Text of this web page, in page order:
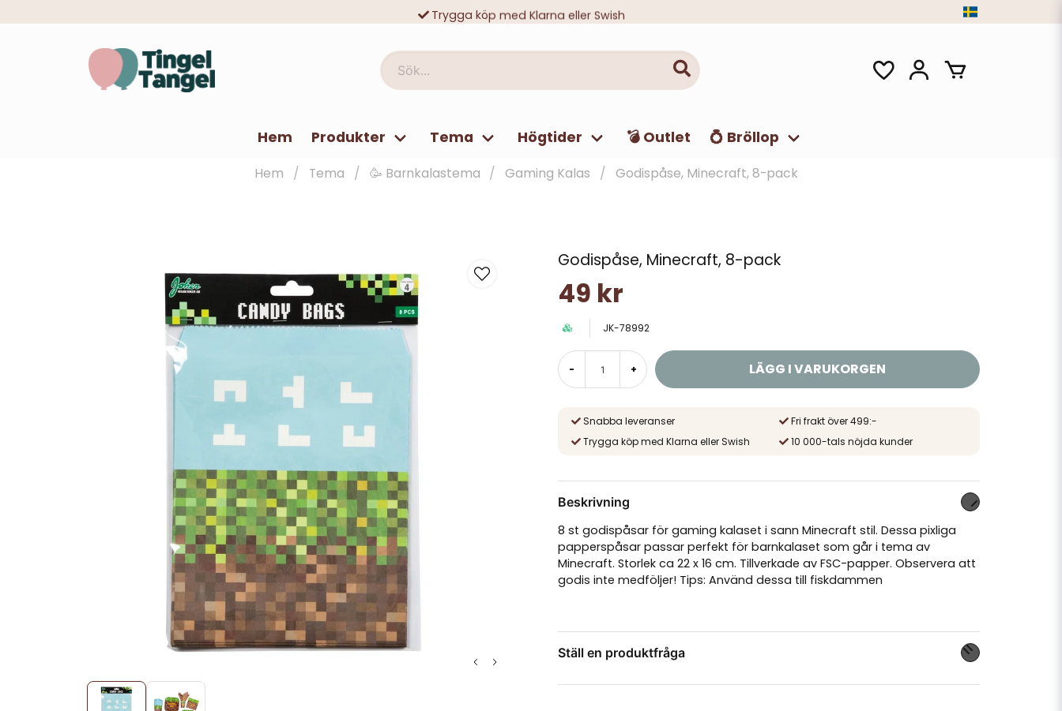
Trygga köp med Klarna eller Swish
Sök...
Hem Produkter Tema Högtider 💣 Outlet 💍 Bröllop
Hem Tema 🥳 Barnkalastema Gaming Kalas Godispåse, Minecraft, 8-pack
Godispåse, Minecraft, 8-pack
49 kr
JK-78992
- + LÄGG I VARUKORGEN
Snabba leveranser
Fri frakt över 499:-
Trygga köp med Klarna eller Swish
10 000-tals nöjda kunder
Beskrivning
8 st godispåsar för gaming kalaset i sann Minecraft stil. Dessa pixliga
papperspåsar passar perfekt för barnkalaset som går i tema av
Minecraft. Storlek ca 22 x 16 cm. Tillverkade av FSC-papper. Observera att
godis inte medföljer! Tips: Använd dessa till fiskdammen
Ställ en produktfråga